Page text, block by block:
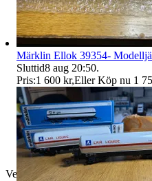
Verifierad
Märklin Ellok 39354-
Sluttid8 aug 20:50.
Pris:1 600 kr,Eller Köp nu 1